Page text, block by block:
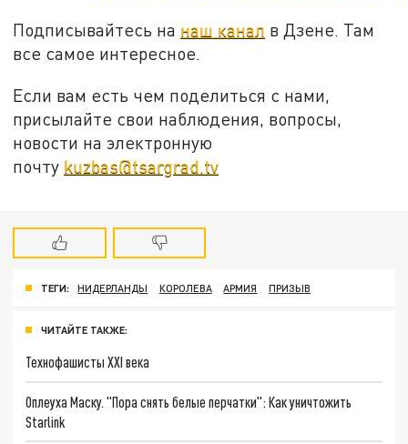
Подписывайтесь на наш канал в Дзене. Там
все самое интересное.
Если вам есть чем поделиться с нами,
присылайте свои наблюдения, вопросы,
новости на электронную
почту kuzbas@tsargrad.tv
ТЕГИ: НИДЕРЛАНДЫ КОРОЛЕВА АРМИЯ ПРИЗЫВ
ЧИТАЙТЕ ТАКЖЕ:
Технофашисты XXI века
Оплеуха Маску. "Пора снять белые перчатки": Как уничтожить
Starlink